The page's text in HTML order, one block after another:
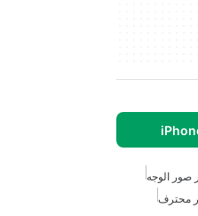
صور الوجه
محترف